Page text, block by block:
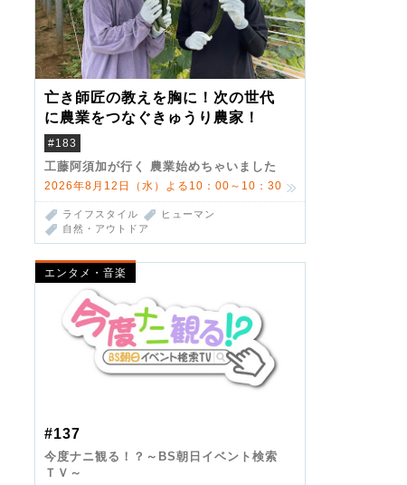
亡き師匠の教えを胸に！次の世代
に農業をつなぐきゅうり農家！
#183
工藤阿須加が行く 農業始めちゃいました
2026年8月12日（水）よる10：00～10：30
ライフスタイル
ヒューマン
自然・アウトドア
エンタメ・音楽
#137
今度ナニ観る！？～BS朝日イベント検索
ＴＶ～